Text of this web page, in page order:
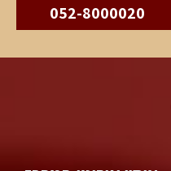
052-8000020